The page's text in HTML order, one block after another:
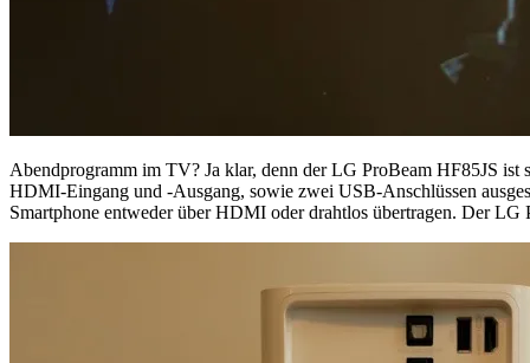
Abendprogramm im TV? Ja klar, denn der LG ProBeam HF85JS
HDMI-Eingang und -Ausgang, sowie zwei USB-Anschlüssen
Smartphone entweder über HDMI oder drahtlos übertragen. Der LG